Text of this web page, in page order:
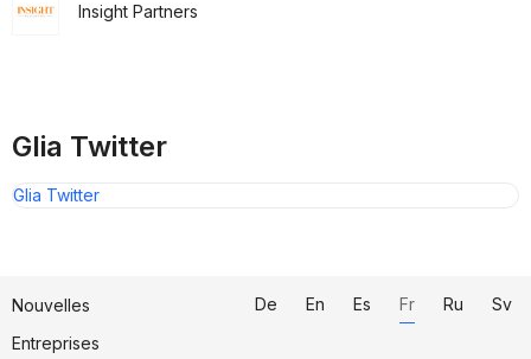
Insight Partners
Glia Twitter
Glia Twitter
Nouvelles
Entreprises
De En Es Fr Ru Sv